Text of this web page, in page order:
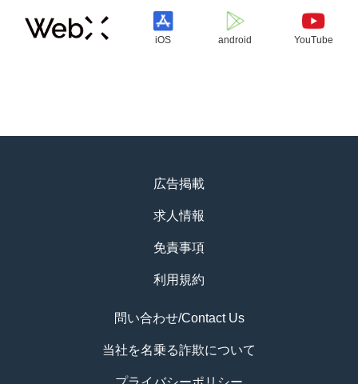
iOS android YouTube
広告掲載
求人情報
免責事項
利用規約
問い合わせ/Contact Us
当社を名乗る詐欺について